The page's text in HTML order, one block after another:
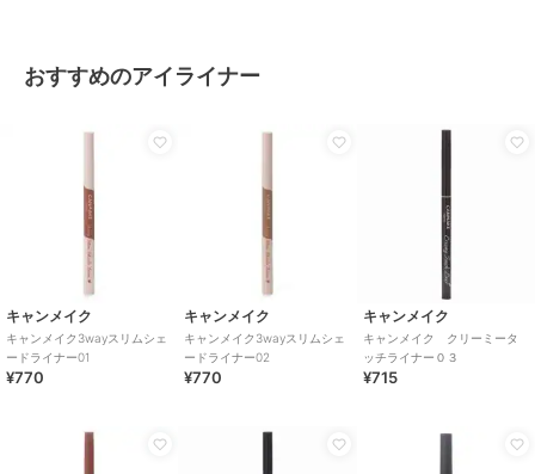
おすすめのアイライナー
キャンメイク
キャンメイク3wayスリムシェ
ードライナー01
¥770
キャンメイク
キャンメイク3wayスリムシェ
ードライナー02
¥770
キャンメイク
キャンメイク クリーミータ
ッチライナー０３
¥715